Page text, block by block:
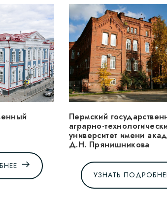
Пермский
аграрно-
университет имени
Д.Н. Прянишникова
УЗНАТЬ